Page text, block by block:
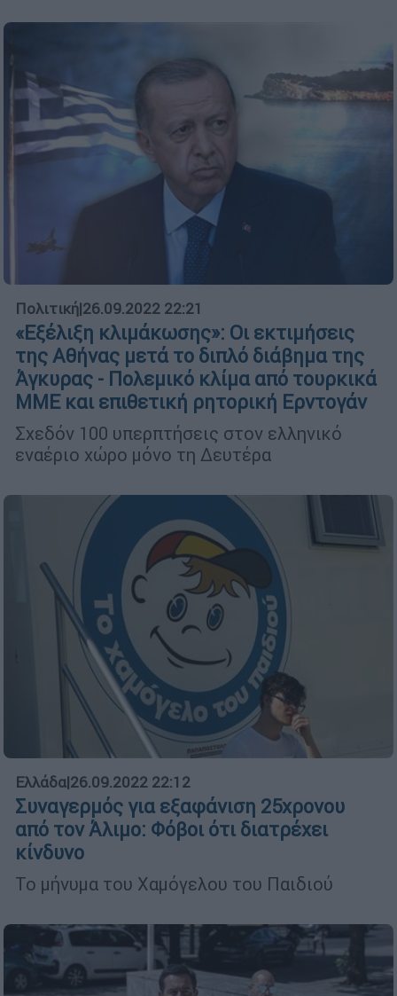
Πολιτική|26.09.2022 22:21
«Εξέλιξη κλιμάκωσης»: Οι εκτιμήσεις
της Αθήνας μετά το διπλό διάβημα της
Άγκυρας - Πολεμικό κλίμα από τουρκικά
ΜΜΕ και επιθετική ρητορική Ερντογάν
Σχεδόν 100 υπερπτήσεις στον ελληνικό
εναέριο χώρο μόνο τη Δευτέρα
Ελλάδα|26.09.2022 22:12
Συναγερμός για εξαφάνιση 25χρονου
από τον Άλιμο: Φόβοι ότι διατρέχει
κίνδυνο
Το μήνυμα του Χαμόγελου του Παιδιού